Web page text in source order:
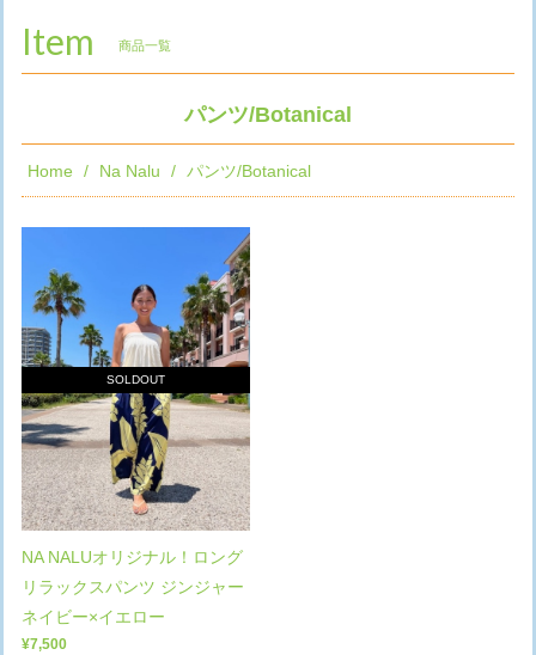
Item 商品一覧
パンツ/Botanical
Home Na Nalu パンツ/Botanical
SOLDOUT
NA NALUオリジナル！ロング
リラックスパンツ ジンジャー
ネイビー×イエロー
¥7,500